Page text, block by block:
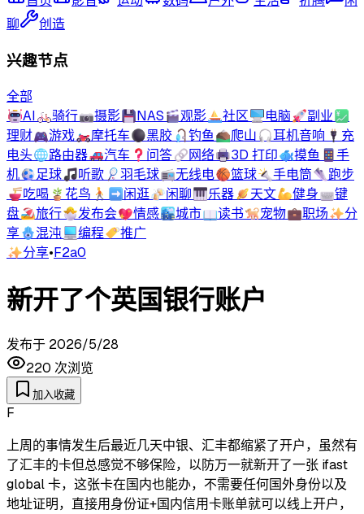
聊
创造
兴趣节点
全部
🤖AI🚲骑行📷摄影💾NAS🎬观影⛵社区🖥️电脑🚀副业💹
理财🎮游戏🏍️摩托车⚫黑胶 🎣钓鱼⛰️爬山🎧耳机音响 🔌 充
电头🌐路由器🚗汽车 ❓ 问答🔗网络🖨️3D 打印🐟摸鱼 📱手
机⚽足球🎵听歌 🏸羽毛球📻无线电🏀篮球🔦手电筒👟跑步
🍜吃喝 🪴 花鸟 🚶‍➡️闲逛🍻闲聊🎹乐器🪐天文💪健身⌨️键
盘🏖️旅行🐣发布会💖情感🏙️城市📖读书🐕宠物💼职场✨分
享🪬混沌💻编程🏷️推广
✨分享•F2a0
新开了个英国银行账户
发布于 2026/5/28
220 次浏览
加入收藏
F
上周的事情发生后最近几天中银、汇丰都缩紧了开户，虽然有
了汇丰的卡但总感觉不够保险，以防万一就新开了一张 ifast
global 卡，这张卡在国内也能办，不需要任何国外身份以及
地址证明，直接用身份证+国内信用卡账单就可以线上开户，